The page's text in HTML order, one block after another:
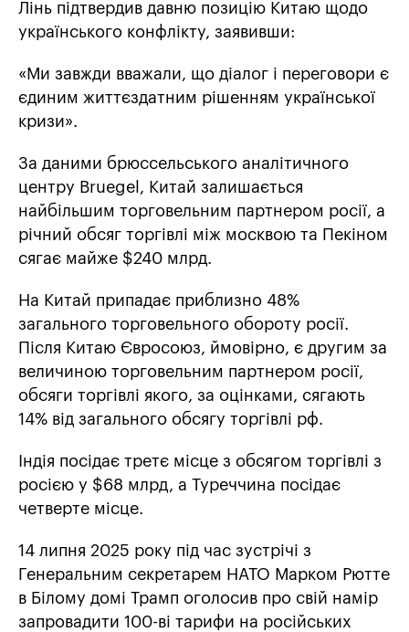
Лінь підтвердив давню позицію Китаю щодо
українського конфлікту, заявивши:
«Ми завжди вважали, що діалог і переговори є
єдиним життєздатним рішенням української
кризи».
За даними брюссельського аналітичного
центру Bruegel, Китай залишається
найбільшим торговельним партнером росії, а
річний обсяг торгівлі між москвою та Пекіном
сягає майже $240 млрд.
На Китай припадає приблизно 48%
загального торговельного обороту росії.
Після Китаю Євросоюз, ймовірно, є другим за
величиною торговельним партнером росії,
обсяги торгівлі якого, за оцінками, сягають
14% від загального обсягу торгівлі рф.
Індія посідає третє місце з обсягом торгівлі з
росією у $68 млрд, а Туреччина посідає
четверте місце.
14 липня 2025 року під час зустрічі з
Генеральним секретарем НАТО Марком Рютте
в Білому домі Трамп оголосив про свій намір
запровадити 100-ві тарифи на російських